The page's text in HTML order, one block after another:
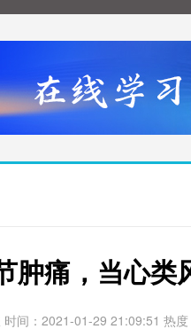
肿痛，当心类
时间：2021-01-29 21:09:51 热